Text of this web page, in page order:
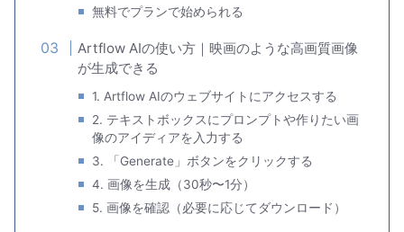
無料でプランで始められる
Artflow AIの使い方｜映画のような高画質画像
が生成できる
1. Artflow AIのウェブサイトにアクセスする
2. テキストボックスにプロンプトや作りたい画
像のアイディアを入力する
3. 「Generate」ボタンをクリックする
4. 画像を生成（30秒〜1分）
5. 画像を確認（必要に応じてダウンロード）